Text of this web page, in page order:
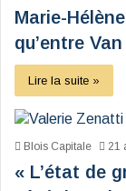
Marie-
qu’entre
Lire la suite »
Blois Capitale 21
« L’état de